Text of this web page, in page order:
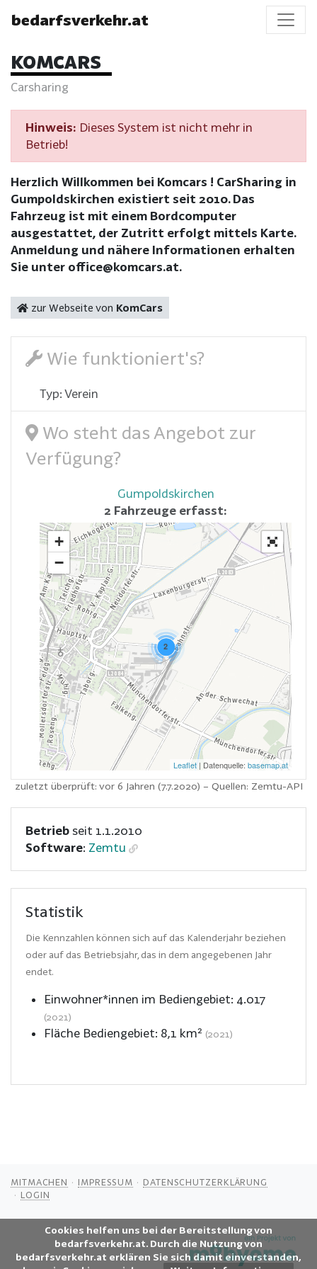
Cookies helfen uns bei der Bereitstellung von
bedarfsverkehr.at. Durch die Nutzung von
bedarfsverkehr.at erklären Sie sich damit einverstanden,
bedarfsverkehr.at
KOMCARS
Carsharing
Hinweis: Dieses System ist nicht mehr in
Betrieb!
Herzlich Willkommen bei Komcars ! CarSharing in
Gumpoldskirchen existiert seit 2010. Das
Fahrzeug ist mit einem Bordcomputer
ausgestattet, der Zutritt erfolgt mittels Karte.
Anmeldung und nähere Informationen erhalten
Sie unter office@komcars.at.
zur Webseite von KomCars
Wie funktioniert's?
Typ: Verein
Wo steht das Angebot zur
Verfügung?
Gumpoldskirchen
2 Fahrzeuge erfasst:
2
+
−
Leaflet | Datenquelle: basemap.at
zuletzt überprüft: vor 6 Jahren (7.7.2020) – Quellen: Zemtu-API
Betrieb seit 1.1.2010
Software: Zemtu
Statistik
Die Kennzahlen können sich auf das Kalenderjahr beziehen
oder auf das Betriebsjahr, das in dem angegebenen Jahr
endet.
Einwohner*innen im Bediengebiet: 4.017
(2021)
Fläche Bediengebiet: 8,1 km² (2021)
MITMACHEN IMPRESSUM
DATENSCHUTZERKLÄRUNG
LOGIN